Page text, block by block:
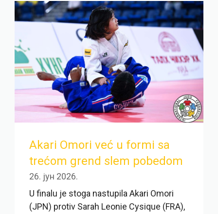
Akari Omori već u formi sa
trećom grend slem pobedom
26. јун 2026.
U finalu je stoga nastupila Akari Omori
(JPN) protiv Sarah Leonie Cysique (FRA),